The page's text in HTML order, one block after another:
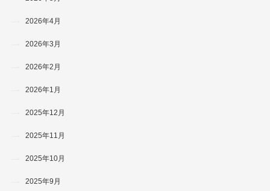
2026年4月
2026年3月
2026年2月
2026年1月
2025年12月
2025年11月
2025年10月
2025年9月